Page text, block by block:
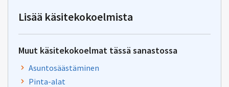
Lisää käsitekokoelmista
Muut käsitekokoelmat tässä sanastossa
Asuntosäästäminen
Pinta-alat